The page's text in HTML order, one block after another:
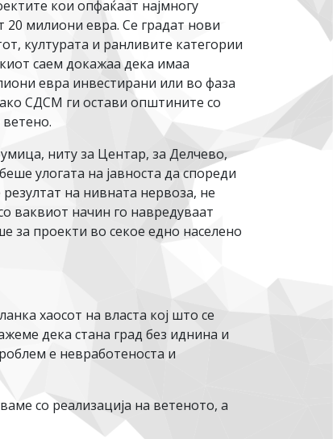
кои опфаќаат најмногу
милиони евра. Се градат нови
културата и ранливите категории
саем докажаа дека имаа
евра инвестирани или во фаза
СДСМ ги остави општините со
ниту за Центар, за Делчево,
улогата на јавноста да спореди
на нивната нервоза, не
ваквиот начин го навредуваат
проекти во секое едно населено
хаосот на власта кој што се
дека стана град без иднина и
е невработеноста и
со реализација на ветеното, а